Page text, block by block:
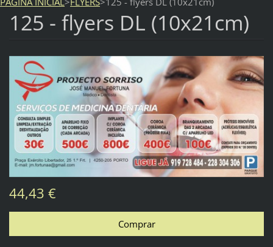
125 - flyers DL (10x21cm)
44,43 €